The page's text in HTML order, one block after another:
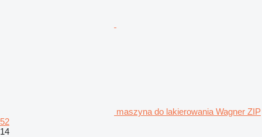
maszyna do lakierowania Wagner ZIP
52
14